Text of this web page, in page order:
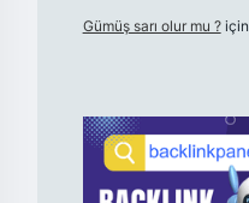
Gümüş sarı olur mu ?için